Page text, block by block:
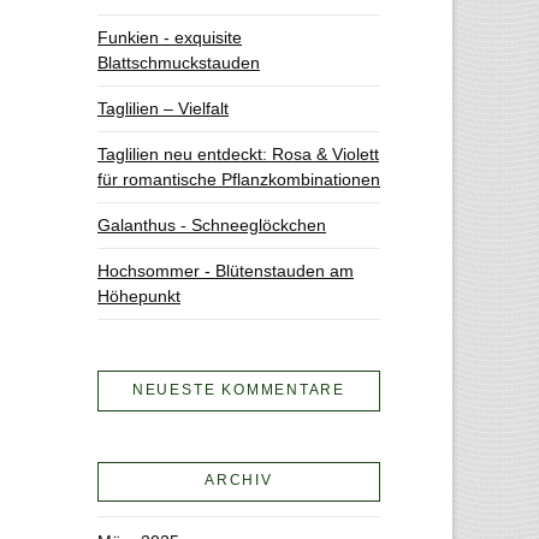
Funkien - exquisite
Blattschmuckstauden
Taglilien – Vielfalt
Taglilien neu entdeckt: Rosa & Violett
für romantische Pflanzkombinationen
Galanthus - Schneeglöckchen
Hochsommer - Blütenstauden am
Höhepunkt
NEUESTE KOMMENTARE
ARCHIV